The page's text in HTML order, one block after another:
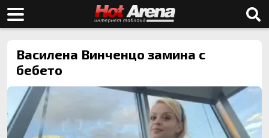
Василена Винченцо замина с
бебето